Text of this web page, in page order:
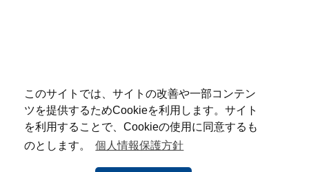
このサイトでは、サイトの改善や一部コンテン
ツを提供するためCookieを利用します。サイト
を利用することで、Cookieの使用に同意するも
のとします。
個人情報保護方針